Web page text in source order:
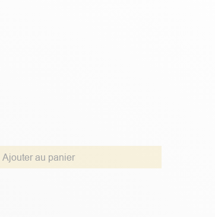
Ajouter au panier